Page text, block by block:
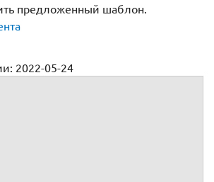
предложенный шаблон.
2022-05-24